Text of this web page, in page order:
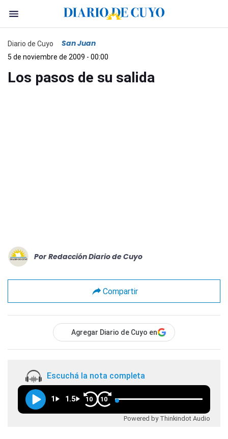
Diario de Cuyo San Juan
5 de noviembre de 2009 - 00:00
Los pasos de su salida
Por Redacción Diario de Cuyo
Compartir
Agregar Diario de Cuyo en
Escuchá la nota completa
1 1.5 10 10
Powered by Thinkindot Audio